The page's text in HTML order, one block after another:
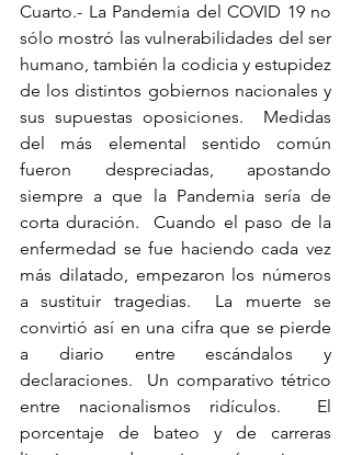
Cuarto.- La Pandemia del COVID 19 no
sólo mostró las vulnerabilidades del ser
humano, también la codicia y estupidez
de los distintos gobiernos nacionales y
sus supuestas oposiciones.  Medidas
del más elemental sentido común
fueron despreciadas, apostando
siempre a que la Pandemia sería de
corta duración.  Cuando el paso de la
enfermedad se fue haciendo cada vez
más dilatado, empezaron los números
a sustituir tragedias.  La muerte se
convirtió así en una cifra que se pierde
a diario entre escándalos y
declaraciones.  Un comparativo tétrico
entre nacionalismos ridículos.  El
porcentaje de bateo y de carreras